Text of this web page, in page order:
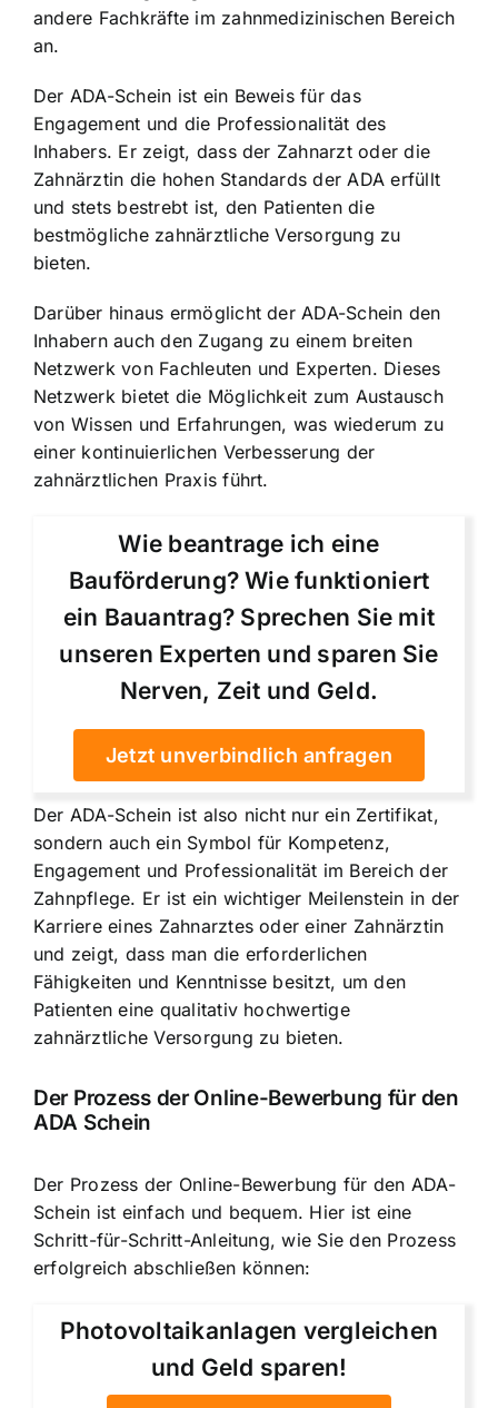
andere Fachkräfte im zahnmedizinischen Bereich
an.
Der ADA-Schein ist ein Beweis für das
Engagement und die Professionalität des
Inhabers. Er zeigt, dass der Zahnarzt oder die
Zahnärztin die hohen Standards der ADA erfüllt
und stets bestrebt ist, den Patienten die
bestmögliche zahnärztliche Versorgung zu
bieten.
Darüber hinaus ermöglicht der ADA-Schein den
Inhabern auch den Zugang zu einem breiten
Netzwerk von Fachleuten und Experten. Dieses
Netzwerk bietet die Möglichkeit zum Austausch
von Wissen und Erfahrungen, was wiederum zu
einer kontinuierlichen Verbesserung der
zahnärztlichen Praxis führt.
Wie beantrage ich eine
Bauförderung? Wie funktioniert
ein Bauantrag? Sprechen Sie mit
unseren Experten und sparen Sie
Nerven, Zeit und Geld.
Jetzt unverbindlich anfragen
Der ADA-Schein ist also nicht nur ein Zertifikat,
sondern auch ein Symbol für Kompetenz,
Engagement und Professionalität im Bereich der
Zahnpflege. Er ist ein wichtiger Meilenstein in der
Karriere eines Zahnarztes oder einer Zahnärztin
und zeigt, dass man die erforderlichen
Fähigkeiten und Kenntnisse besitzt, um den
Patienten eine qualitativ hochwertige
zahnärztliche Versorgung zu bieten.
Der Prozess der Online-Bewerbung für den
ADA Schein
Der Prozess der Online-Bewerbung für den ADA-
Schein ist einfach und bequem. Hier ist eine
Schritt-für-Schritt-Anleitung, wie Sie den Prozess
erfolgreich abschließen können:
Photovoltaikanlagen vergleichen
und Geld sparen!